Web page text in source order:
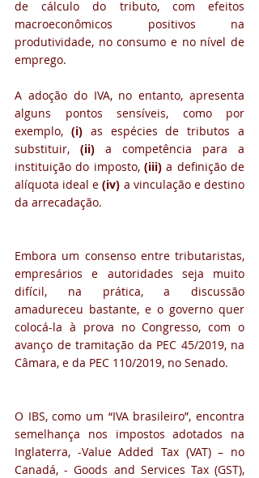
de cálculo do tributo, com efeitos
macroeconômicos positivos na
produtividade, no consumo e no nível de
emprego.
A adoção do IVA, no entanto, apresenta
alguns pontos sensíveis, como por
exemplo, (i) as espécies de tributos a
substituir, (ii) a competência para a
instituição do imposto, (iii) a definição de
alíquota ideal e (iv) a vinculação e destino
da arrecadação.
Embora um consenso entre tributaristas,
empresários e autoridades seja muito
difícil, na prática, a discussão
amadureceu bastante, e o governo quer
colocá-la à prova no Congresso, com o
avanço de tramitação da PEC 45/2019, na
Câmara, e da PEC 110/2019, no Senado.
O IBS, como um “IVA brasileiro”, encontra
semelhança nos impostos adotados na
Inglaterra, -Value Added Tax (VAT) – no
Canadá, - Goods and Services Tax (GST),